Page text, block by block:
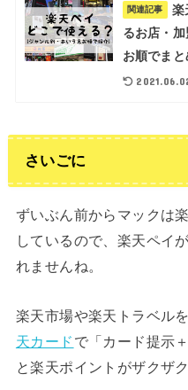
関連記事
楽
るお店・
お順でま
さいごに
ずいぶん前からマックは
しているので、楽天ペイ
れませんね。
楽天市場や楽天トラベル
天カード で「カード提示
と楽天ポイントがザクザ